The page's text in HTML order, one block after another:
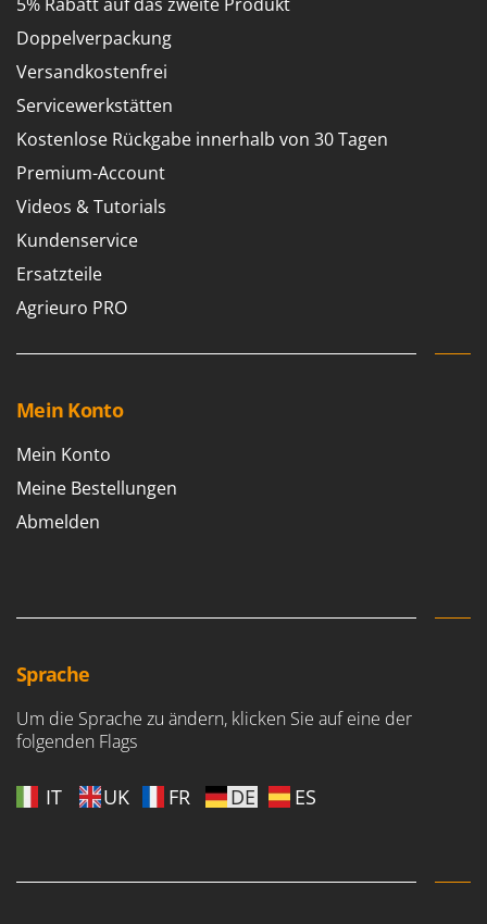
5% Rabatt auf das zweite Produkt
Doppelverpackung
Versandkostenfrei
Servicewerkstätten
Kostenlose Rückgabe innerhalb von 30 Tagen
Premium-Account
Videos & Tutorials
Kundenservice
Ersatzteile
Agrieuro PRO
Mein Konto
Mein Konto
Meine Bestellungen
Abmelden
Sprache
Um die Sprache zu ändern, klicken Sie auf eine der
folgenden Flags
IT UK FR DE ES